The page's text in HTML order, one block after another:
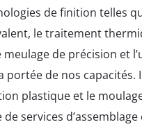
de finition telles
le traitement
de précision et
portée de nos capacités.
plastique et le
services